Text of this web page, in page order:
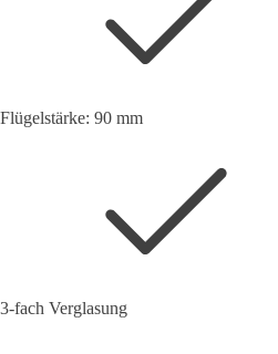
Flügelstärke: 90 mm
3-fach Verglasung